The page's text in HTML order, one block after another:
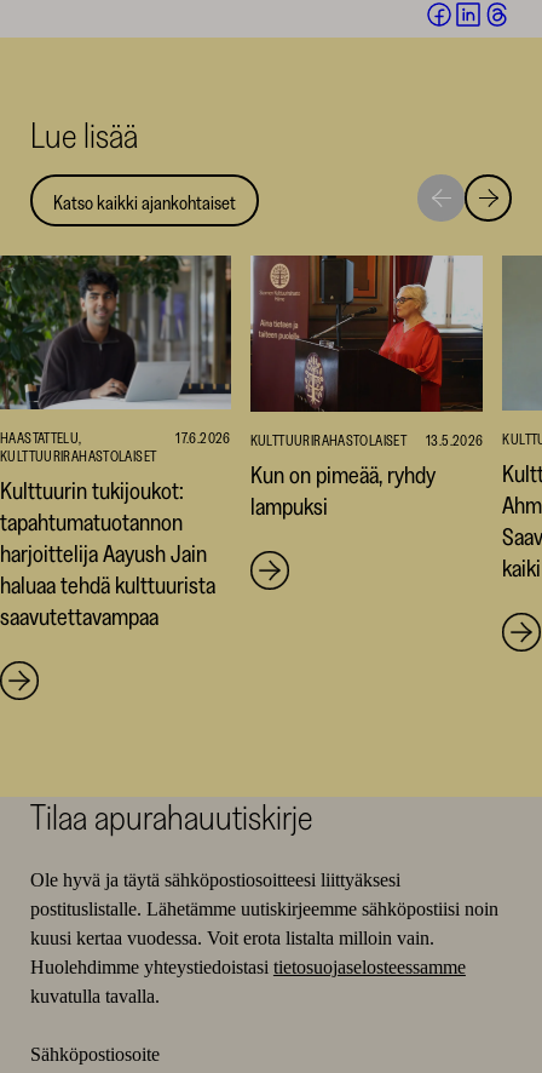
Jaa Jaa
Lue lisää
Katso kaikki ajankohtaiset
Siirry
seuraavaan
Siirry
HAASTATTELU,
KULTTUURIRAHASTOLAISET
17.6.2026
Kulttuurin tukijoukot:
tapahtumatuotannon
harjoittelija Aayush Jain
haluaa tehdä kulttuurista
saavutettavampaa
KULTTUURIRAHASTOLAISET 13.5.2026
Kun on pimeää, ryhdy
lampuksi
Tilaa apurahauutiskirje
Ole hyvä ja täytä sähköpostiosoitteesi liittyäksesi
postituslistalle. Lähetämme uutiskirjeemme sähköpostiisi noin
kuusi kertaa vuodessa. Voit erota listalta milloin vain.
Huolehdimme yhteystiedoistasi tietosuojaselosteessamme
kuvatulla tavalla.
Sähköpostiosoite